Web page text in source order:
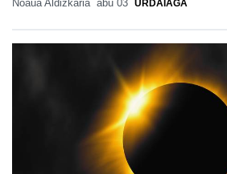
Noaua Aldizkaria abu 03 URDAIAGA